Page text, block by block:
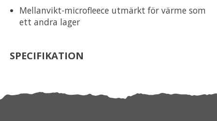
Mellanvikt-microfleece utmärkt för värme som
ett andra lager
SPECIFIKATION